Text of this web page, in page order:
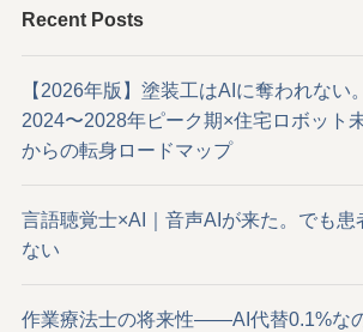
Recent Posts
【2026年版】塗装工はAIに奪われない
2024〜2028年ピーク期×住宅ロボット
からの転身ロードマップ
言語聴覚士×AI｜音声AIが来た。でも患
ない
作業療法士の将来性——AI代替0.1%な